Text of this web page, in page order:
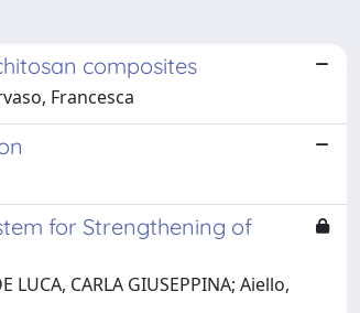
composites
Francesca
for Strengthening of
CARLA GIUSEPPINA; Aiello,